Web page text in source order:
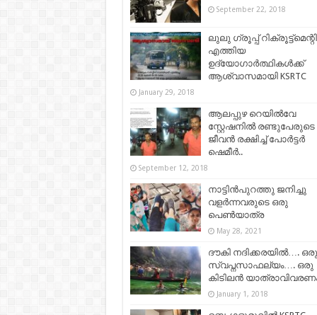
September 22, 2018
ലുലു ഗ്രൂപ്പ്
എത്തിയ
ഉദ്യോഗാര്‍ത്ഥികള്‍ക്ക്
ആശ്വാസമായി KSRTC
January 29, 2018
ആലപ്പുഴ റെയില്‍വേ
സ്റ്റേഷനില്‍ രണ്ടുപേരുടെ
ജീവന്‍ രക്ഷിച്ച് പോര്‍ട്ടര്‍
ഷെമീർ..
September 12, 2018
നാട്ടിൻപുറത്തു ജനിച്ചു
വളർന്നവരുടെ ഒരു
പെൺയാത്ര
May 28, 2021
ദൗകി നദിക്കരയിൽ…. ഒരു
സ്വപ്നസാഫല്യം…. ഒരു
കിടിലന്‍
January 1, 2018